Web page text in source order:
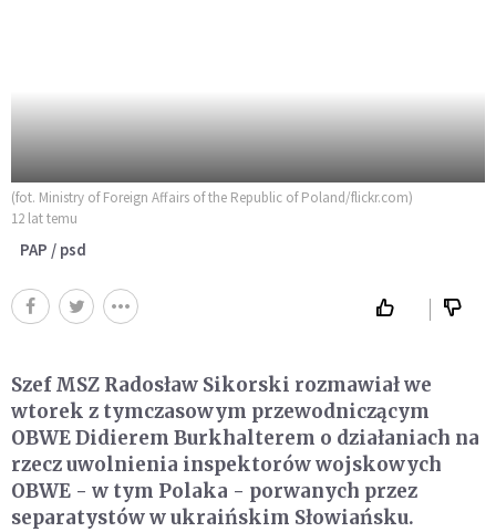
(fot. Ministry of Foreign Affairs of the Republic of Poland/flickr.com)
12 lat temu
PAP / psd
Szef MSZ Radosław Sikorski rozmawiał we
wtorek z tymczasowym przewodniczącym
OBWE Didierem Burkhalterem o działaniach na
rzecz uwolnienia inspektorów wojskowych
OBWE - w tym Polaka - porwanych przez
separatystów w ukraińskim Słowiańsku.